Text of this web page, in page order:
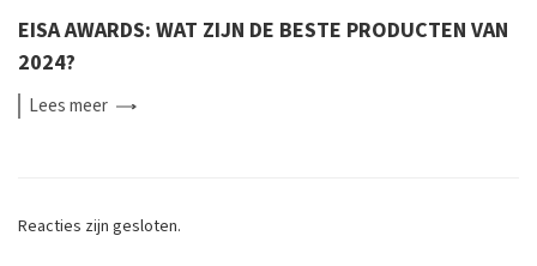
EISA AWARDS: WAT ZIJN DE BESTE PRODUCTEN VAN
2024?
Leesmeer
Reacties zijn gesloten.